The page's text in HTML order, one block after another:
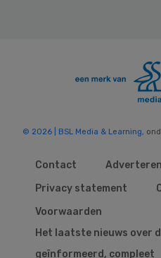
© 2026 | BSL Media & Learning ,
Contact
Adverteren
Privacy statement
Voorwaarden
Het laatste nieuws over
geïnformeerd, compleet